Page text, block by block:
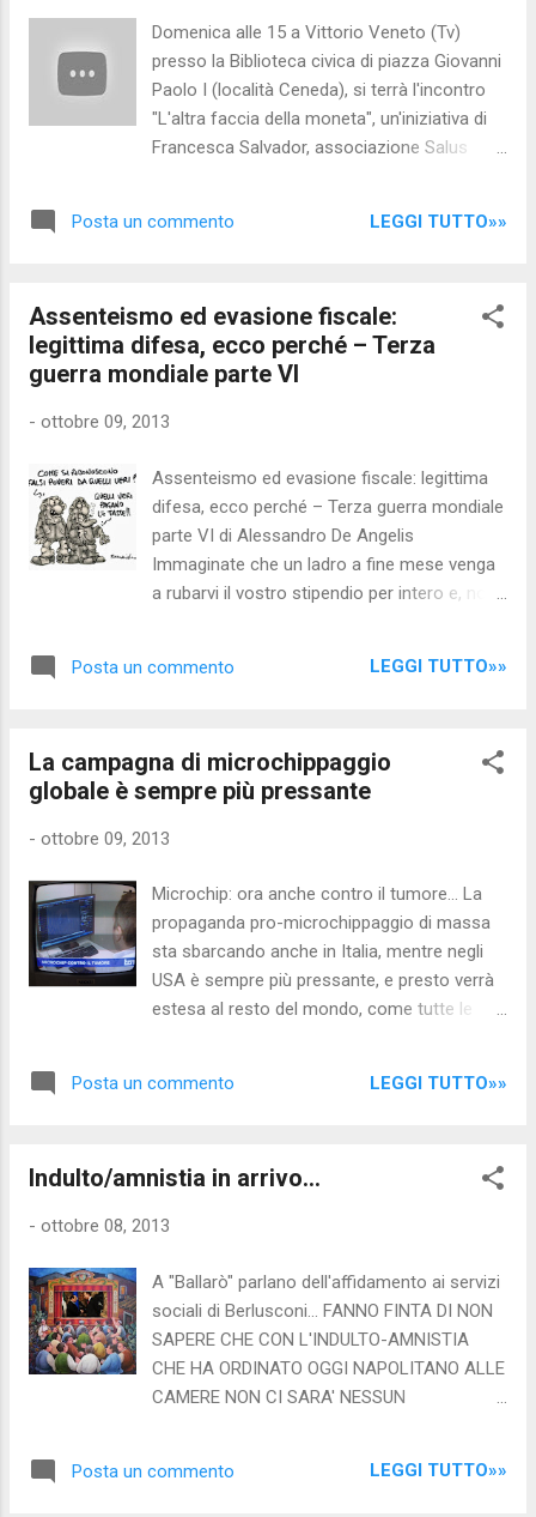
condanna e le pene accessorie”. Ovviamente
per il leader del Pdl resterebbero in piedi gli
altri procedimenti in corso, a cominciare
da Ruby, per tipo di reato ed entità della
pena. Per quanto riguarda il processo
anche in caso di indulto, nonostante
Domenica alle 15 a Vittorio Veneto (Tv)
presso la Biblioteca civica di piazza Giovanni
Paolo I (località Ceneda), si terrà l'incontro
"L'altra faccia della moneta", un'iniziativa di
Francesca Salvador, associazione Salus
Posta un commento LEGGI TUTTO»»
Assenteismo ed evasione fiscale:
legittima difesa, ecco perché – Terza
guerra mondiale parte VI
- ottobre 09, 2013
Assenteismo ed evasione fiscale: legittima
difesa, ecco perché – Terza guerra mondiale
parte VI di Alessandro De Angelis
Immaginate che un ladro a fine mese venga
a rubarvi il vostro stipendio per intero e, non
potrete ovviamente ripagargli. Un bel giorno
avete dato. A questo punto andate da un
giudice per cercare di risolvere la faccenda
sono leggi che il ladro ha fatto emanare dai
vostri confronti condannandovi inoltre a
pagare le spese processuali. Il ladro, oltre
che i politici, ha corrotto anche i mezzi
d'informazione che non parlano della
vicenda e per quanti sforzi facciate non vi
dello stipendio che mensilmente vi ruba per
Posta un commento LEGGI TUTTO»»
La campagna di microchippaggio
globale è sempre più pressante
- ottobre 09, 2013
Microchip: ora anche contro il tumore... La
propaganda pro-microchippaggio di massa
sta sbarcando anche in Italia, mentre negli
USA è sempre più pressante, e presto verrà
estesa al resto del mondo, come tutte le
SICUREZZA e la SALUTE: inserendo il chip r-
trova, in qualunque angolo del pianeta! Negli
suon di pubblicità televisive, nei giornali e
società che si occupa della campagna nello
monitorare i parametri vitali in tempo reale, e
Posta un commento LEGGI TUTTO»»
Indulto/amnistia in arrivo...
- ottobre 08, 2013
A "Ballarò" parlano dell'affidamento ai servizi
sociali di Berlusconi... FANNO FINTA DI NON
SAPERE CHE CON L'INDULTO-AMNISTIA
CHE HA ORDINATO OGGI NAPOLITANO ALLE
CAMERE NON CI SARA' NESSUN
camere, Piero Grasso l'ha letta trasmesso in
Posta un commento LEGGI TUTTO»»